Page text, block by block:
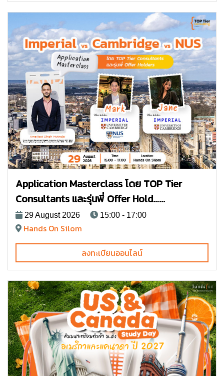
Application Masterclass โดย TOP Tier
Consultants และรุ่นพี่ Offer Hold…...
29 August 2026 15:00 - 17:00
Hands On Silom
ลงทะเบียนออนไลน์